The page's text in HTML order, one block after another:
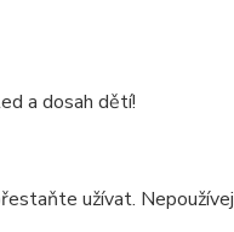
a dosah dětí!
užívat.